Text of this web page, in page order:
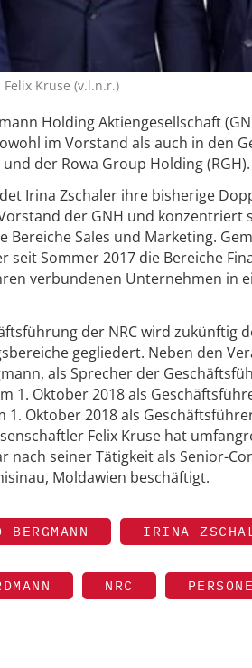
Kruse (v.l.n.r.)
Holding Aktiengesellschaft
im Vorstand als auch in den
der Rowa Group Holding (RGH).
Irina Zschaler ihre bisherige
der GNH und konzentriert
Sales und Marketing.
seit Sommer 2017 die Bereiche
verbundenen Unternehmen in
der NRC wird zukünftig
gegliedert. Neben den
als Sprecher der
1. Oktober 2018 als
1. Oktober 2018 als
Felix Kruse hat
nach seiner Tätigkeit als Senior-
Moldawien beschäftigt.
BERGMANN IRINA
NRC